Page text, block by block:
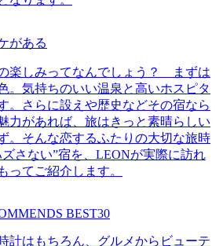
がある
楽しみってなんでしょう？ まずは
。気持ちのいい温泉と高いホスピタ
。さらに設えや歴史などその宿なら
力があれば、旅はきっと素晴らしい
。そんな恋するふたりの大切な旅時
さない”宿を、LEONが実際に訪れ
ってご紹介します。
BEST30
計はもちろん、グルメからビューテ